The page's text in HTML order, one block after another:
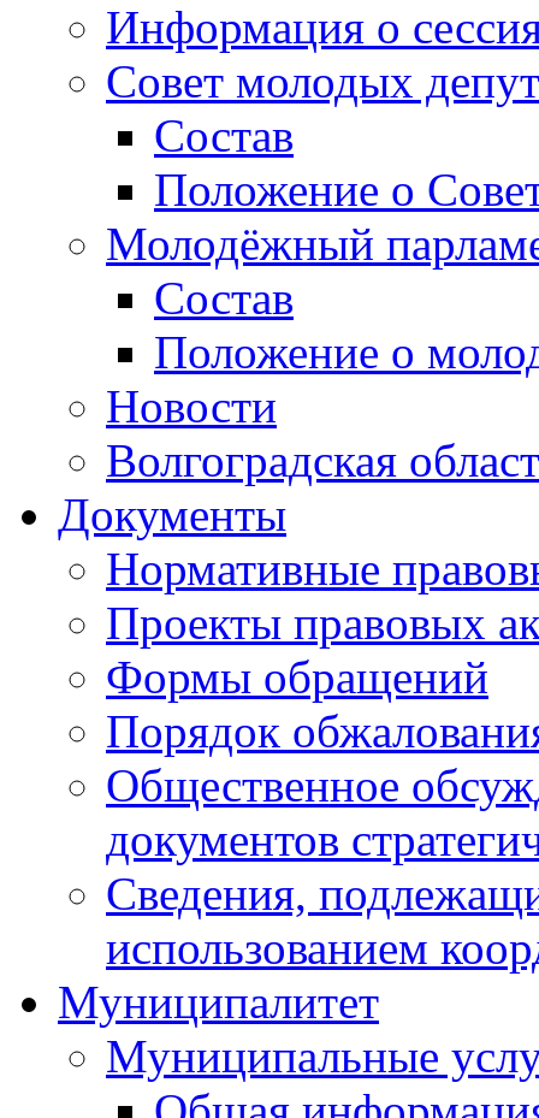
Информация о
Совет молодых
Состав
Положение о
Молодёжный
Состав
Положение о
Новости
Волгоградская
Документы
Нормативные
Проекты правовых
Формы обращений
Порядок
Общественное
документов
Сведения,
использованием
Муниципалитет
Муниципальные